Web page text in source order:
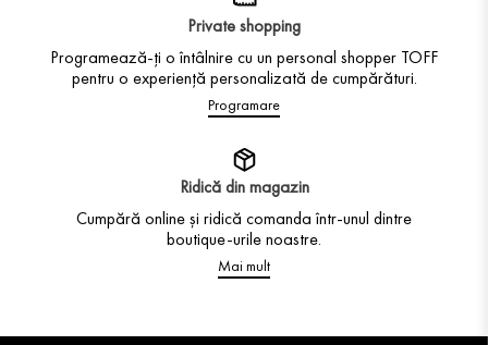
Private shopping
Programează-ți o întâlnire cu un personal shopper TOFF
pentru o experiență personalizată de cumpărături.
Programare
Ridică din magazin
Cumpără online și ridică comanda într-unul dintre
boutique-urile noastre.
Mai mult